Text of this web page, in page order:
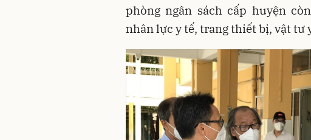
phòng ngân sách cấp huyện
nhân lực y tế, trang thiết bị, vật tư